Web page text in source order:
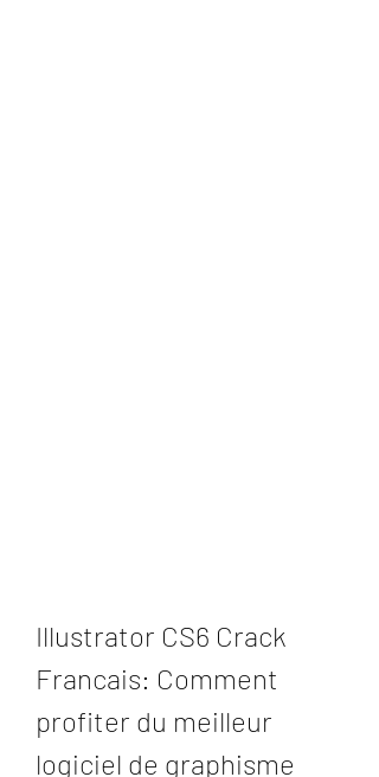
Illustrator CS6 Crack
Francais: Comment
profiter du meilleur
logiciel de graphisme